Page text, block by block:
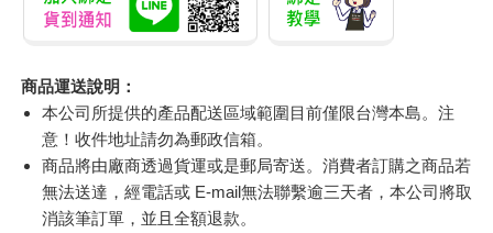
商品運送說明：
本公司所提供的產品配送區域範圍目前僅限台灣本島。注
意！收件地址請勿為郵政信箱。
商品將由廠商透過貨運或是郵局寄送。消費者訂購之商品若
無法送達，經電話或 E-mail無法聯繫逾三天者，本公司將取
消該筆訂單，並且全額退款。